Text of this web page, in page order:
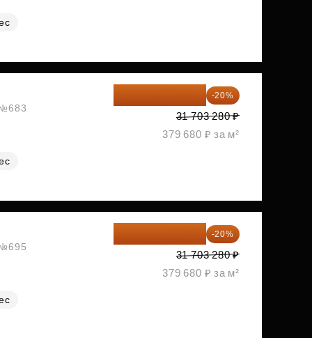
-20%
31 703 280 ₽
379 680 ₽ за м²
-20%
31 703 280 ₽
379 680 ₽ за м²